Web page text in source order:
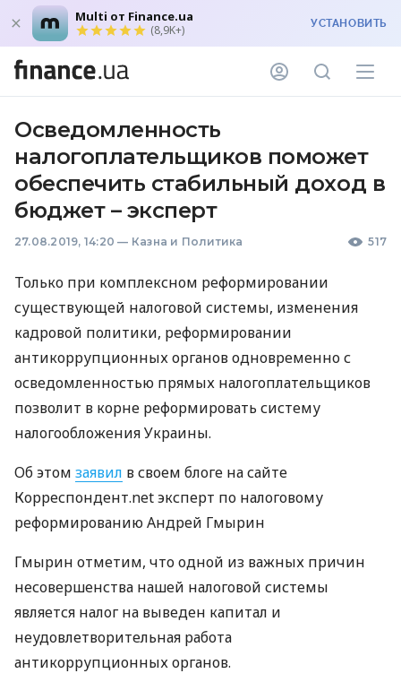
Multi от Finance.ua
(8,9K+) УСТАНОВИТЬ
Осведомленность
налогоплательщиков поможет
обеспечить стабильный доход в
бюджет – эксперт
27.08.2019, 14:20 — Казна и Политика 517
Только при комплексном реформировании
существующей налоговой системы, изменения
кадровой политики, реформировании
антикоррупционных органов одновременно с
осведомленностью прямых налогоплательщиков
позволит в корне реформировать систему
налогообложения Украины.
Об этом заявил в своем блоге на сайте
Корреспондент.net эксперт по налоговому
реформированию Андрей Гмырин
Гмырин отметим, что одной из важных причин
несовершенства нашей налоговой системы
является налог на выведен капитал и
неудовлетворительная работа
антикоррупционных органов.